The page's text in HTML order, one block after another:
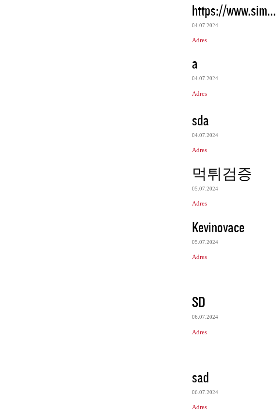
https://www.sim...
04.07.2024
Adres
a
04.07.2024
Adres
sda
04.07.2024
Adres
먹튀검증
05.07.2024
Adres
Kevinovace
05.07.2024
Adres
SD
06.07.2024
Adres
sad
06.07.2024
Adres